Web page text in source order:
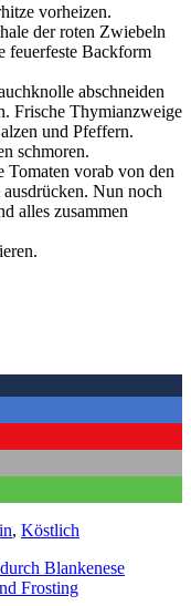
vorheizen.
der roten Zwiebeln
feuerfeste Backform
abschneiden
Frische Thymianzweige
und Pfeffern.
schmoren.
Tomaten vorab von den
Nun noch
alles zusammen
, Köstlich
Blankenese
Frosting